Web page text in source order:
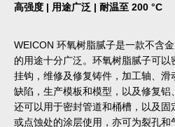
高强度 | 用途广泛 | 耐温至 200 °C
WEICON 环氧树脂腻子是一款不含
的用途十分广泛。环氧树脂腻子可
挂钩，维修及修复铸件，加工轴、
缺陷，生产模板和模型，以及修复
还可以用于密封管道和桶槽，以及
或点蚀处的涂层使用，亦可为裂孔